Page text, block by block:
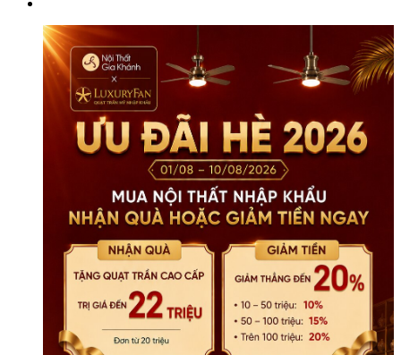
Điển
TR8801G-